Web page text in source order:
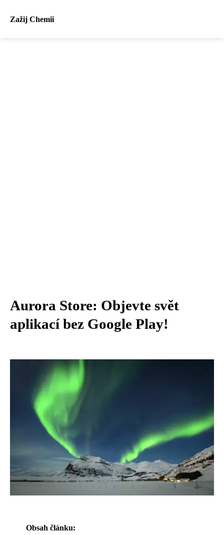
Zažij Chemii
Aurora Store: Objevte svět
aplikací bez Google Play!
Obsah článku: